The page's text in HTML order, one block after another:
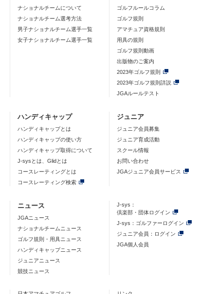
ナショナルチームについて
ナショナルチーム選考方法
男子ナショナルチーム選手一覧
女子ナショナルチーム選手一覧
ゴルフルールコラム
ゴルフ規則
アマチュア資格規則
用具の規則
ゴルフ規則動画
出版物のご案内
2023年ゴルフ規則
2023年ゴルフ規則詳説
JGAルールテスト
ハンディキャップ
ハンディキャップとは
ハンディキャップの使い方
ハンディキャップ取得について
J-sysとは、Glidとは
コースレーティングとは
コースレーティング検索
ジュニア
ジュニア会員募集
ジュニア育成活動
スクール情報
お問い合わせ
JGAジュニア会員サービス
ニュース
JGAニュース
ナショナルチームニュース
ゴルフ規則・用具ニュース
ハンディキャップニュース
ジュニアニュース
競技ニュース
J-sys：
倶楽部・団体ログイン
J-sys：ゴルファーログイン
ジュニア会員：ログイン
JGA個人会員